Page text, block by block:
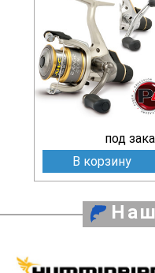
под
В корзину